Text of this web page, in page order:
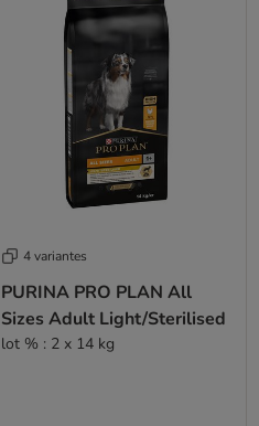
4 variantes
PURINA PRO PLAN All
Sizes Adult Light/Sterilised
lot % : 2 x 14 kg